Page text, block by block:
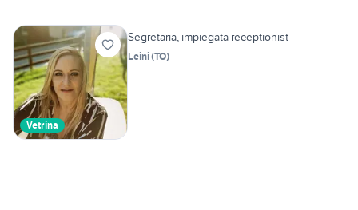
Vetrina
Segretaria, impiegata receptionist
Leini(TO)